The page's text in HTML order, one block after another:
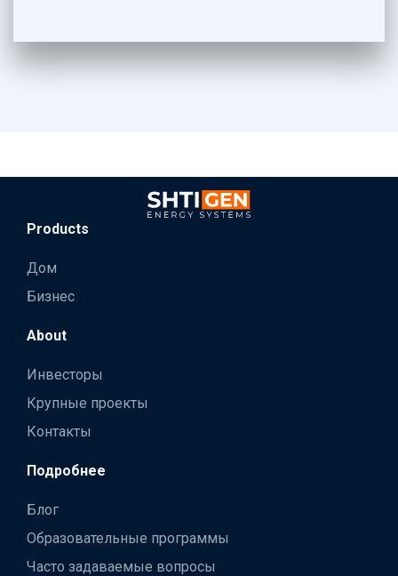
Products
Дом
Бизнес
About
Инвесторы
Крупные проекты
Контакты
Подробнее
Блог
Образовательные программы
Часто задаваемые вопросы